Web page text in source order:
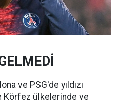
ve PSG'de yıldızı
Körfez ülkelerinde ve